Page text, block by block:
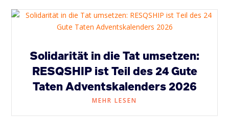
Solidarität in die Tat umsetzen:
RESQSHIP ist Teil des 24 Gute
Taten Adventskalenders 2026
MEHR LESEN